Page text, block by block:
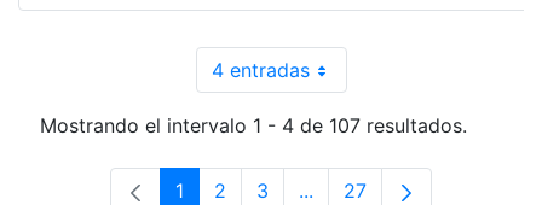
4 entradasPor página
Mostrando el intervalo 1 - 4 de 107 resultados.
1 2 3 ... 27